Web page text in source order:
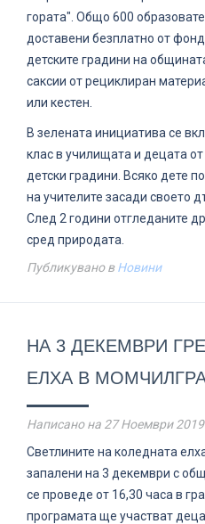
гората". Общо 600
доставени безплатно от
детските градини на
саксии от рециклиран
или кестен.
В зелената инициатива се
клас в училищата и децата от
детски градини. Всяко дете
на учителите засади своето
След 2 години отгледаните
сред природата.
Публикувано вНовини
НА 3 ДЕКЕМВРИ
ЕЛХА В
Написано на 27 Ноември 2019.
Светлините на коледната
запалени на 3 декември с
се проведе от 16,30 часа в
програмата ще участват